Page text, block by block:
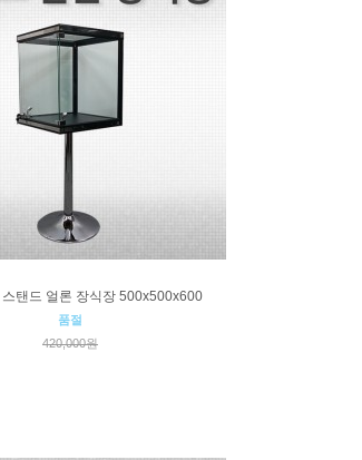
스탠드 얼론 장식장 500x500x600
품절
420,000원